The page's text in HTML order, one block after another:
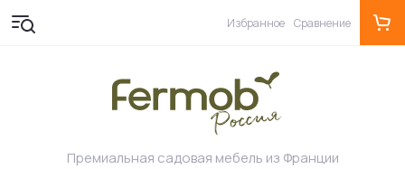
Премиальная садовая мебель из Франции
Избранное Сравнение